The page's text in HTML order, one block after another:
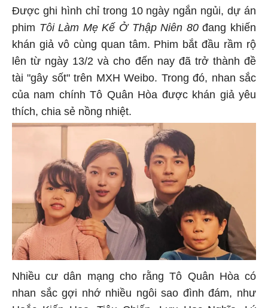
Được ghi hình chỉ trong 10 ngày ngắn ngủi, dự án
phim Tôi Làm Mẹ Kế Ở Thập Niên 80đang khiến
khán giả vô cùng quan tâm. Phim bắt đầu rầm rộ
lên từ ngày 13/2 và cho đến nay đã trở thành đề
tài "gây sốt" trên MXH Weibo. Trong đó, nhan sắc
của nam chính Tô Quân Hòa được khán giả yêu
thích, chia sẻ nồng nhiệt.
Nhiều cư dân mạng cho rằng Tô Quân Hòa có
nhan sắc gợi nhớ nhiều ngôi sao đình đám, như